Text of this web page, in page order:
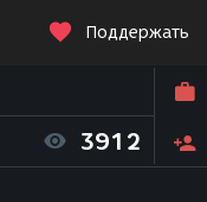
Поддержать
3912